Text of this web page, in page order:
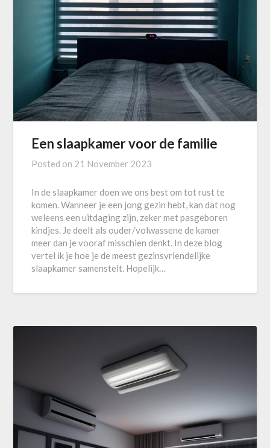
Een slaapkamer voor de familie
Posted on 21 November 2023
In de slaapkamer doen we ons best om tot rust te
komen. Wanneer je een jong gezin hebt, kan dat nog
weleens een uitdaging zijn, zeker met pasgeboren
kindjes. Je deelt als ouder/volwassene de kamer
meer dan je vooraf misschien denkt. In deze blog
vertel ik je hoe je de meest gezinsvriendelijke
slaapkamer samenstelt. Hopelijk…